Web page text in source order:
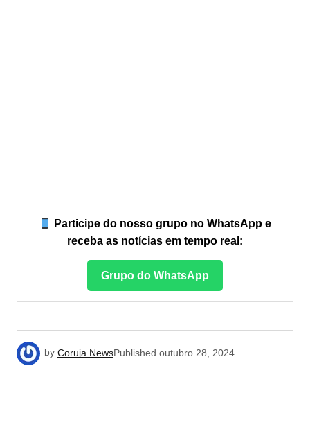
Participe do nosso grupo no WhatsApp e
receba as notícias em tempo real:
Grupo do WhatsApp
by Coruja NewsPublished outubro 28, 2024